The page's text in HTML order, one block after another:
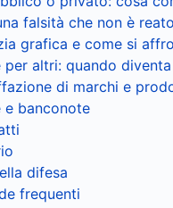
falsità che non è
grafica e come si
per altri: quando
di marchi e
e banconote
difesa
frequenti